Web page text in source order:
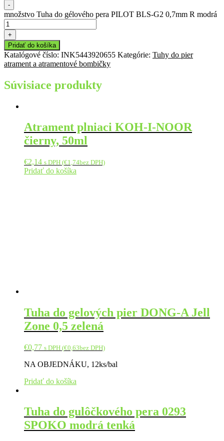
-
množstvo Tuha do gélového pera PILOT BLS-G2 0,7mm R modrá
+
Pridať do košíka
Katalógové číslo: INK5443920655 Kategórie: Tuhy do pier
atrament a atramentové bombičky
Súvisiace produkty
Atrament plniaci KOH-I-NOOR
čierny, 50ml
€2,14 s DPH (€1,74bez DPH)
Pridať do košíka
Tuha do gelových pier DONG-A Jell
Zone 0,5 zelená
€0,77 s DPH (€0,63bez DPH)
NA OBJEDNÁKU, 12ks/bal
Pridať do košíka
Tuha do gulôčkového pera 0293
SPOKO modrá tenká